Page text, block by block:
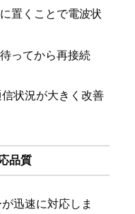
置くことで電波状
ってから再接続
状況が大きく改善
品質
迅速に対応しま